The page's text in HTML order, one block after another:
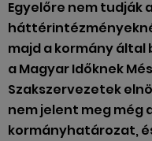
Egyelőre nem tudják
majd a kormány
a Magyar Időknek
Szakszervezetek
nem jelent meg még
kormányhatározat,